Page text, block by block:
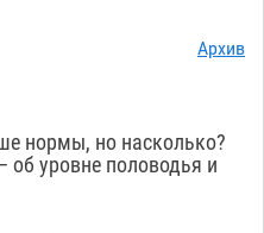
Архив
нормы, но насколько?
об уровне половодья и